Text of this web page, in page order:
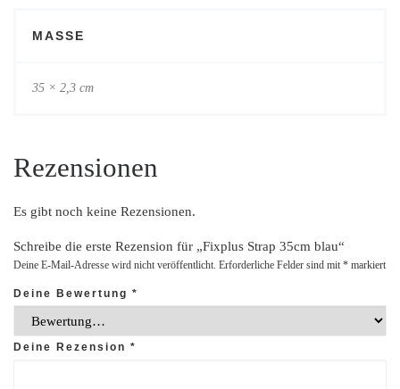
MASSE
35 × 2,3 cm
Rezensionen
Es gibt noch keine Rezensionen.
Schreibe die erste Rezension für „Fixplus Strap 35cm blau“
Deine E-Mail-Adresse wird nicht veröffentlicht. Erforderliche Felder sind mit * markiert
Deine Bewertung *
Deine Rezension *